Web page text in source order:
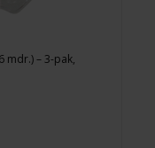
mdr.) – 3-pak,